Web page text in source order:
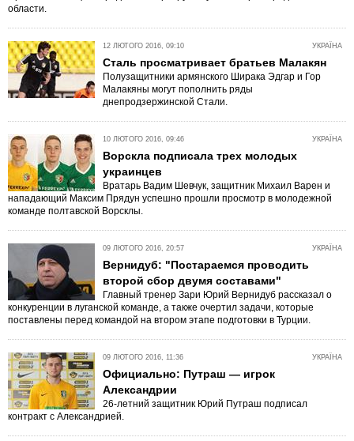
области.
УКРАЇНА
12 ЛЮТОГО 2016, 09:10
Сталь просматривает братьев Малакян
Полузащитники армянского Ширака Эдгар и Гор
Малакяны могут пополнить ряды
днепродзержинской Стали.
УКРАЇНА
10 ЛЮТОГО 2016, 09:46
Ворскла подписала трех молодых
украинцев
Вратарь Вадим Шевчук, защитник Михаил Варен и
нападающий Максим Прядун успешно прошли просмотр в молодежной
команде полтавской Ворсклы.
УКРАЇНА
09 ЛЮТОГО 2016, 20:57
Вернидуб: "Постараемся проводить
второй сбор двумя составами"
Главный тренер Зари Юрий Вернидуб рассказал о
конкуренции в луганской команде, а также очертил задачи, которые
поставлены перед командой на втором этапе подготовки в Турции.
УКРАЇНА
09 ЛЮТОГО 2016, 11:36
Официально: Путраш — игрок
Александрии
26-летний защитник Юрий Путраш подписал
контракт с Александрией.